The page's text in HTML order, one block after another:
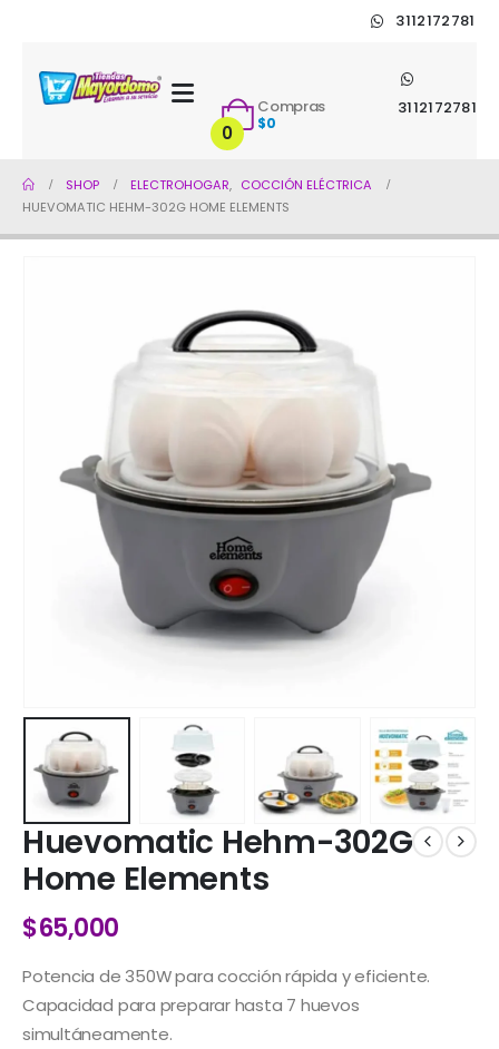
3112172781
3112172781
0
Compras
$0
SHOP ELECTROHOGAR, COCCIÓN ELÉCTRICA
HUEVOMATIC HEHM-302G HOME ELEMENTS
Huevomatic Hehm-302G
Home Elements
$65,000
Potencia de 350W para cocción rápida y eficiente.
Capacidad para preparar hasta 7 huevos
simultáneamente.